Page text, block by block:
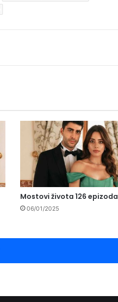
Mostovi života 126 epizoda
06/01/2025